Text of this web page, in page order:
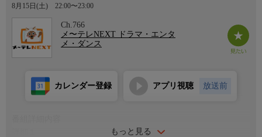
8月15日(土) 22:00〜23:00
Ch.766
メ〜テレNEXT ドラマ・エンタ
メ・ダンス
もっと見る
カレンダー登録 アプリ視聴 放送前